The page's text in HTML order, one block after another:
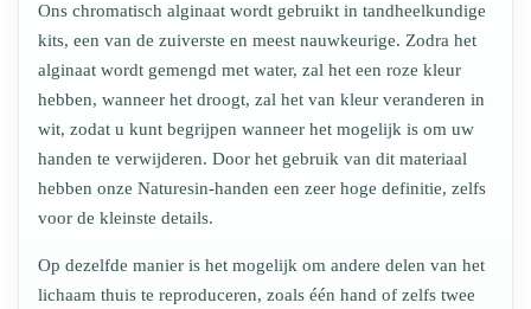
Ons chromatisch alginaat wordt gebruikt in tandheelkundige
kits, een van de zuiverste en meest nauwkeurige. Zodra het
alginaat wordt gemengd met water, zal het een roze kleur
hebben, wanneer het droogt, zal het van kleur veranderen in
wit, zodat u kunt begrijpen wanneer het mogelijk is om uw
handen te verwijderen. Door het gebruik van dit materiaal
hebben onze Naturesin-handen een zeer hoge definitie, zelfs
voor de kleinste details.
Op dezelfde manier is het mogelijk om andere delen van het
lichaam thuis te reproduceren, zoals één hand of zelfs twee